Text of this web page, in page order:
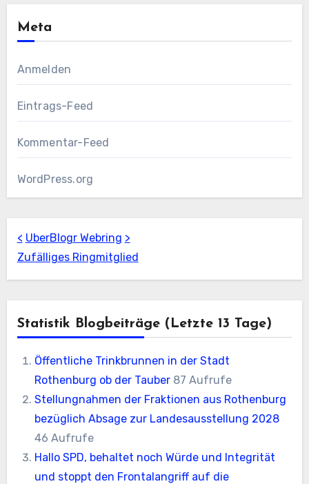
Meta
Anmelden
Eintrags-Feed
Kommentar-Feed
WordPress.org
< UberBlogr Webring >
Zufälliges Ringmitglied
Statistik Blogbeiträge (letzte 13 Tage)
Öffentliche Trinkbrunnen in der Stadt
Rothenburg ob der Tauber 87 Aufrufe
Stellungnahmen der Fraktionen aus Rothenburg
bezüglich Absage zur Landesausstellung 2028
46 Aufrufe
Hallo SPD, behaltet noch Würde und Integrität
und stoppt den Frontalangriff auf die